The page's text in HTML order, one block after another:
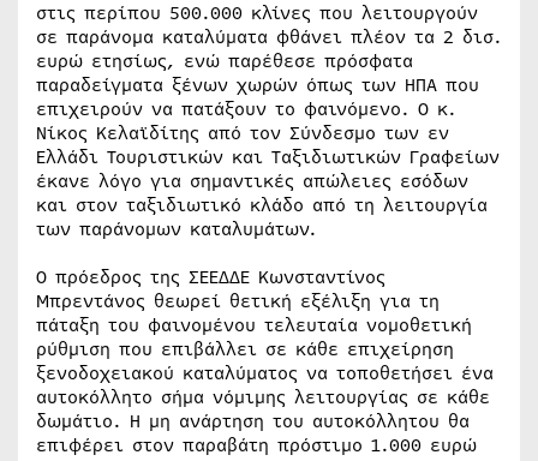
στις περίπου 500.000 κλίνες που λειτουργούν
σε παράνομα καταλύματα φθάνει πλέον τα 2 δισ.
ευρώ ετησίως, ενώ παρέθεσε πρόσφατα
παραδείγματα ξένων χωρών όπως των ΗΠΑ που
επιχειρούν να πατάξουν το φαινόμενο. Ο κ.
Νίκος Κελαϊδίτης από τον Σύνδεσμο των εν
Ελλάδι Τουριστικών και Ταξιδιωτικών Γραφείων
έκανε λόγο για σημαντικές απώλειες εσόδων
και στον ταξιδιωτικό κλάδο από τη λειτουργία
των παράνομων καταλυμάτων.
Ο πρόεδρος της ΣΕΕΔΔΕ Κωνσταντίνος
Μπρεντάνος θεωρεί θετική εξέλιξη για τη
πάταξη του φαινομένου τελευταία νομοθετική
ρύθμιση που επιβάλλει σε κάθε επιχείρηση
ξενοδοχειακού καταλύματος να τοποθετήσει ένα
αυτοκόλλητο σήμα νόμιμης λειτουργίας σε κάθε
δωμάτιο. Η μη ανάρτηση του αυτοκόλλητου θα
επιφέρει στον παραβάτη πρόστιμο 1.000 ευρώ